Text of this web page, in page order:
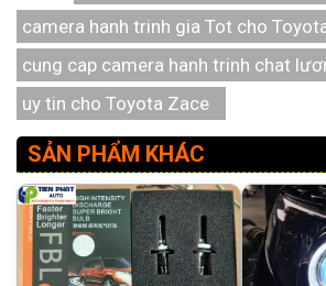
camera hanh trinh gia Tot cho
cung cap camera hanh trinh chat
uy tin cho Toyota Zace
SẢN PHẨM KHÁC